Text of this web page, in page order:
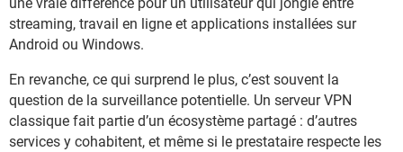
streaming, travail en ligne et applications installées sur
Android ou Windows.
En revanche, ce qui surprend le plus, c’est souvent la
question de la surveillance potentielle. Un serveur VPN
classique fait partie d’un écosystème partagé : d’autres
services y cohabitent, et même si le prestataire respecte les